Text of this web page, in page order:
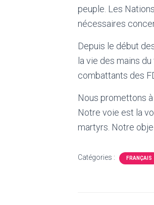
peuple. Les
nécessaires
Depuis le début
la vie des mains
combattants des
Nous promettons
Notre voie est la
martyrs. Notre
Catégories : FRANÇAIS